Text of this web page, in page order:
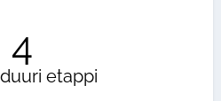
4
etappi